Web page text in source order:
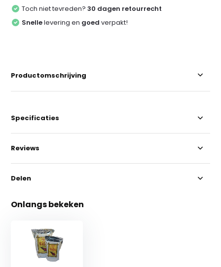
Toch niet tevreden?30 dagen retourrecht
Snellelevering en goed verpakt!
Productomschrijving
Specificaties
Reviews
Delen
Onlangs bekeken